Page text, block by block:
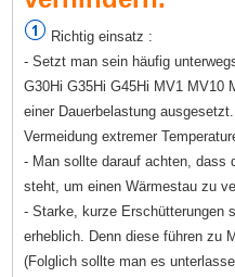
Richtig einsatz :
- Setzt man sein häufig
G30Hi G35Hi G45Hi MV1 MV10
einer Dauerbelastung
Vermeidung extremer
- Man sollte darauf achten, dass
steht, um einen Wärmestau zu
- Starke, kurze Erschütterungen
erheblich. Denn diese führen zu
(Folglich sollte man es